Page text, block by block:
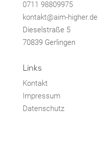
0711 98809975
kontakt@aim-higher.de
Dieselstraße 5
70839 Gerlingen
Links
Kontakt
Impressum
Datenschutz